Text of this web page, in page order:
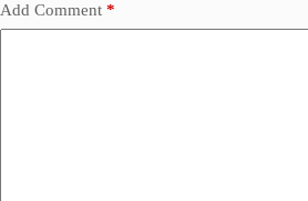
Add Comment *